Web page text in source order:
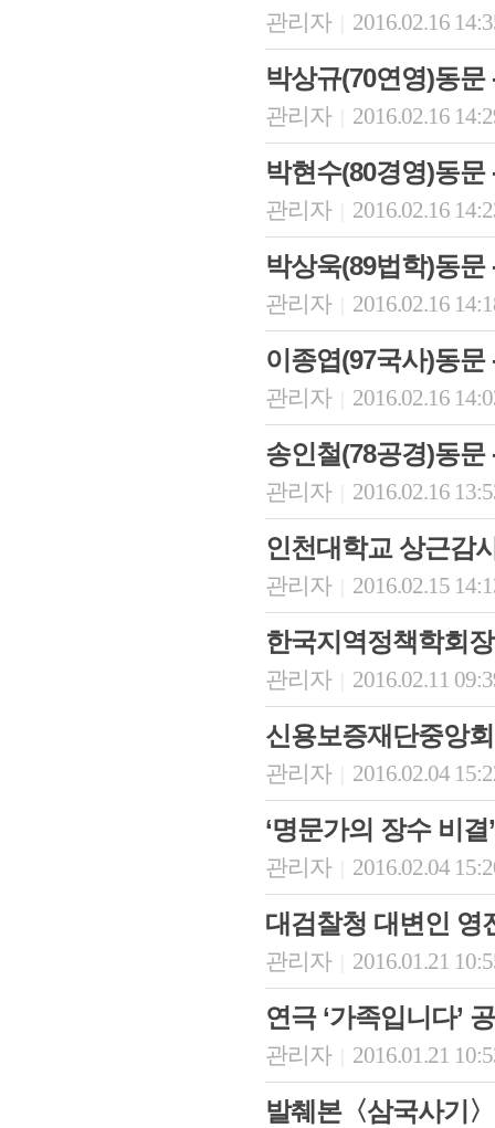
관리자 2016.02.16
박상규(70연영)동
관리자 2016.02.16
박현수(80경영)동
관리자 2016.02.16
박상욱(89법학)동
관리자 2016.02.16
이종엽(97국사)동
관리자 2016.02.16
송인철(78공경)동
관리자 2016.02.16
인천대학교 상근감
관리자 2016.02.15
한국지역정책학회
관리자 2016.02.11
신용보증재단중앙
관리자 2016.02.04
‘명문가의 장수 비결
관리자 2016.02.04
대검찰청 대변인 영
관리자 2016.01.21
연극 ‘가족입니다’
관리자 2016.01.21
발췌본〈삼국사기